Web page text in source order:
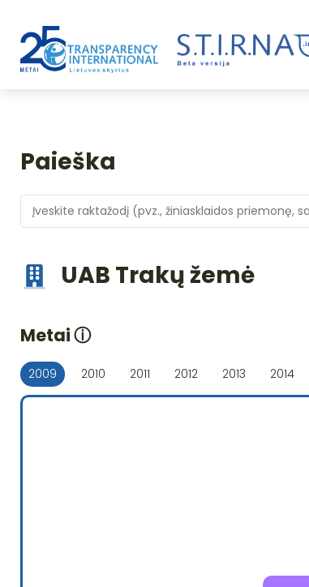
Paieška
UAB Trakų žemė
Metaiⓘ
2009 2010 2011 2012 2013 2014